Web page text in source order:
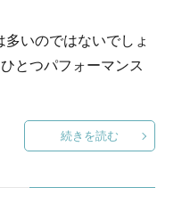
いのではないでしょ
とつパフォーマンス
続きを読む